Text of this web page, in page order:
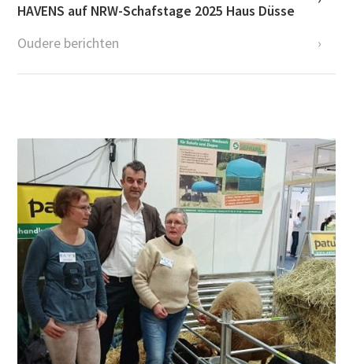
HAVENS auf NRW-Schafstage 2025 Haus Düsse
Oudere berichten